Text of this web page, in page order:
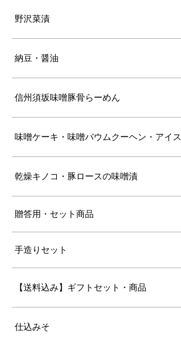
野沢菜漬
納豆・醤油
信州須坂味噌豚骨らーめん
味噌ケーキ・味噌バウムクーヘン・アイス
乾燥キノコ・豚ロースの味噌漬
贈答用・セット商品
手造りセット
【送料込み】ギフトセット・商品
仕込みそ